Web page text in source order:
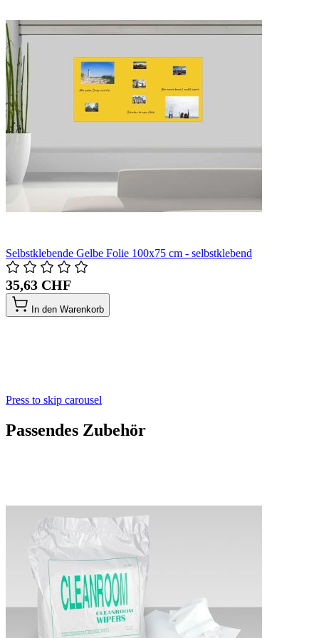
Selbstklebende Gelbe Folie 100x75 cm - selbstklebend
35,63 CHF
In den Warenkorb
Press to skip carousel
Passendes Zubehör